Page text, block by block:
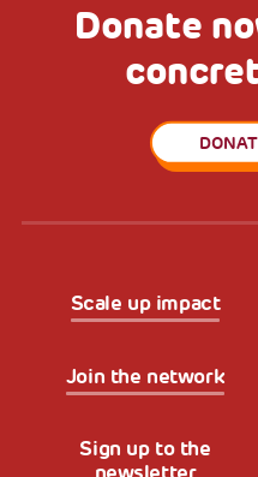
Donate
Scale up impact
Join the network
Sign up to the